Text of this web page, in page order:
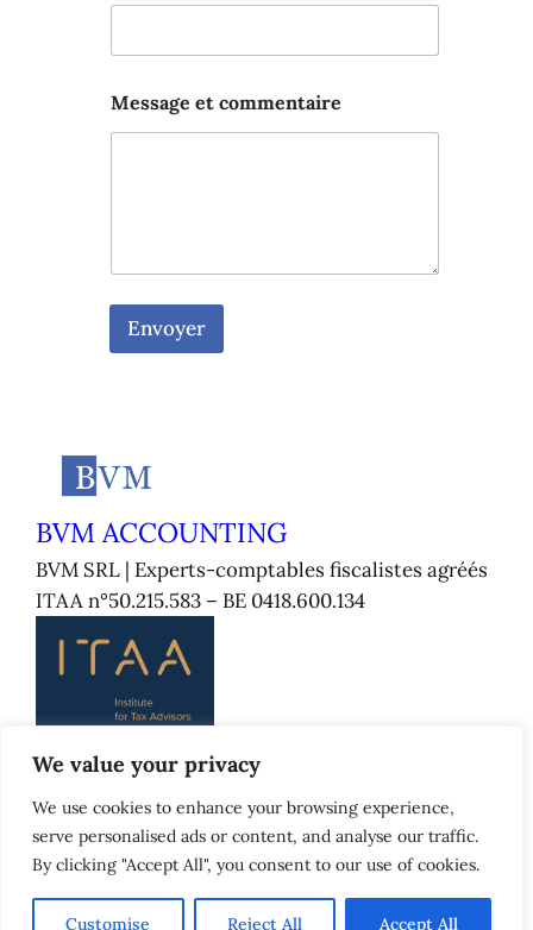
We value your privacy
We use cookies to enhance your browsing experience,
serve personalised ads or content, and analyse our traffic.
By clicking "Accept All", you consent to our use of cookies.
Customise Reject All Accept All
Message et commentaire
Envoyer
BVM ACCOUNTING
BVM SRL | Experts-comptables fiscalistes agréés
ITAA n°50.215.583 – BE 0418.600.134
Avenue des Palombes, 7
1150 Woluwé-Saint-Pierre
+32 2 771 55 55